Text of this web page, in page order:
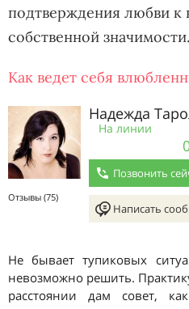
подтверждения любви к
собственной значимости.
Как ведет себя